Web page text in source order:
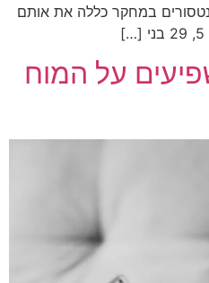
במחקר כללה את אותם
על המוח